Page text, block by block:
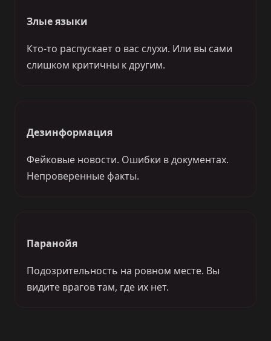
Злые языки
Кто-то распускает о вас слухи. Или вы сами
слишком критичны к другим.
Дезинформация
Фейковые новости. Ошибки в документах.
Непроверенные факты.
Паранойя
Подозрительность на ровном месте. Вы
видите врагов там, где их нет.